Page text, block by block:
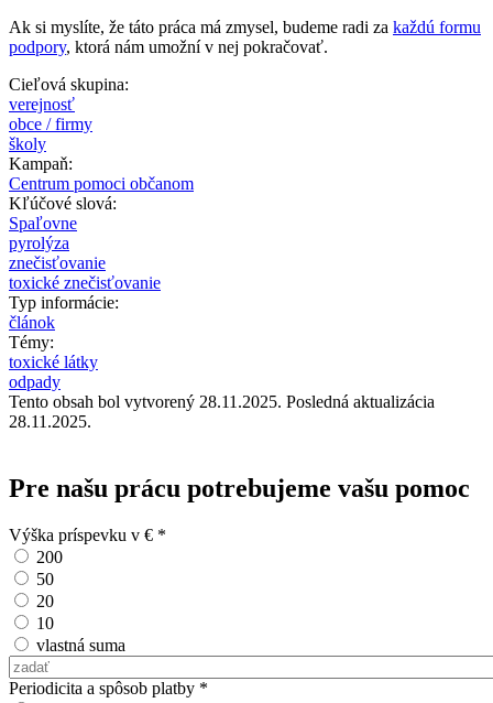
Ak si myslíte, že táto práca má zmysel, budeme radi za každú formu
podpory, ktorá nám umožní v nej pokračovať.
Cieľová skupina:
verejnosť
obce / firmy
školy
Kampaň:
Centrum pomoci občanom
Kľúčové slová:
Spaľovne
pyrolýza
znečisťovanie
toxické znečisťovanie
Typ informácie:
článok
Témy:
toxické látky
odpady
Tento obsah bol vytvorený 28.11.2025. Posledná aktualizácia
28.11.2025.
Pre našu prácu potrebujeme vašu pomoc
Výška príspevku v € *
200
50
20
10
vlastná suma
Vlastná suma
Periodicita a spôsob platby *